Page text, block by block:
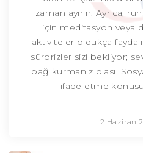
zaman ayırın. Ayrıca,
için meditasyon veya
aktiviteler oldukça
sürprizler sizi bekliyor;
bağ kurmanız olası.
ifade etme
2 Haziran